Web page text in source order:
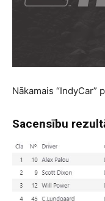
Nākamais “IndyCar”
Sacensību